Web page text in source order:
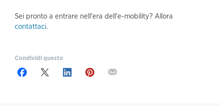
Sei pronto a entrare nell'era dell'e-mobility? Allora
contattaci.
Condividi questo